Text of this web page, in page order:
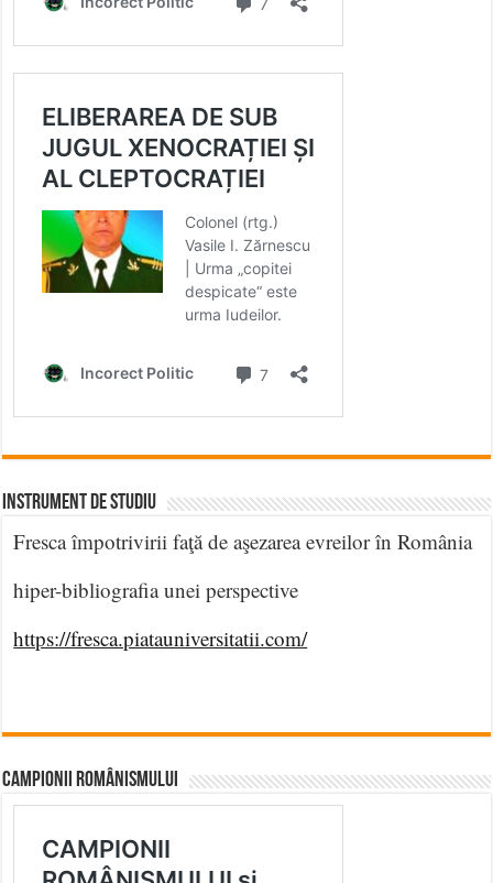
INSTRUMENT DE STUDIU
Fresca împotrivirii faţă de aşezarea evreilor în România
hiper-bibliografia unei perspective
https://fresca.piatauniversitatii.com/
CAMPIONII ROMÂNISMULUI